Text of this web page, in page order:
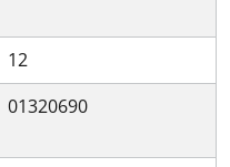
12
01320690